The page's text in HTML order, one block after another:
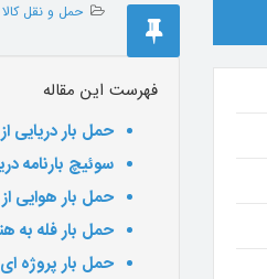
حمل و نقل کالا
فهرست این مقاله
حمل بار دریایی
سوئیچ بارنامه
حمل بار هوایی
حمل بار فله به
حمل بار پروژه